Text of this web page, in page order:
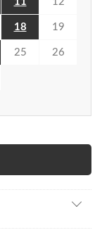
18 19
25 26